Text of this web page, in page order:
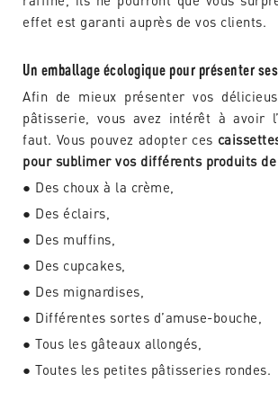
effet est garanti auprès de vos clients.
Un emballage écologique pour présenter
Afin de mieux présenter vos
pâtisserie, vous avez intérêt à avoir
faut. Vous pouvez adopter ces
pour sublimer vos différents produits
● Des choux à la crème,
● Des éclairs,
● Des muffins,
● Des cupcakes,
● Des mignardises,
● Différentes sortes d’amuse-bouche,
● Tous les gâteaux allongés,
● Toutes les petites pâtisseries rondes.